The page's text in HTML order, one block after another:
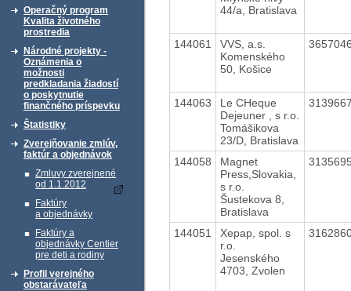
Operačný program
Kvalita životného
prostredia
Národné projekty -
Oznámenia o
možnosti
predkladania žiadostí
o poskytnutie
finančného príspevku
Štatistiky
Zverejňovanie zmlúv,
faktúr a objednávok
Zmluvy zverejnené
od 1.1.2012
Faktúry
a objednávky
Faktúry a
objednávky Centier
pre deti a rodiny
Profil verejného
obstarávateľa
44/a, Bratislava
144061
VVS, a.s.
Komenského
50, Košice
144063
Le CHeque
Dejeuner , s r.o.
Tomášikova
23/D, Bratislava
144058
Magnet
Press,Slovakia,
s r.o.
Šustekova 8,
Bratislava
144051
Xepap, spol. s
r.o.
Jesenského
4703, Zvolen